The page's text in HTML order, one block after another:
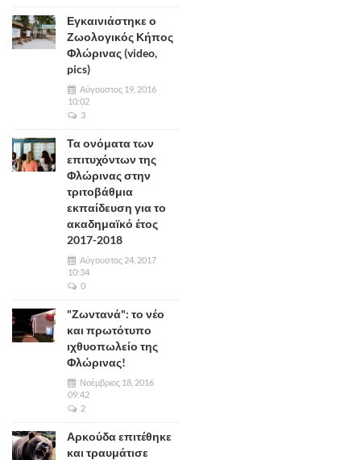
Εγκαινιάστηκε ο
Ζωολογικός Κήπος
Φλώρινας (video,
pics)
Αύγουστος 19, 2016
10:02
3
Τα ονόματα των
επιτυχόντων της
Φλώρινας στην
τριτοβάθμια
εκπαίδευση για το
ακαδημαϊκό έτος
2017-2018
Αύγουστος 24, 2017
10:34
0
"Ζωντανά": το νέο
και πρωτότυπο
ιχθυοπωλείο της
Φλώρινας!
Νοέμβριος 18, 2016
09:42
2
Αρκούδα επιτέθηκε
και τραυμάτισε